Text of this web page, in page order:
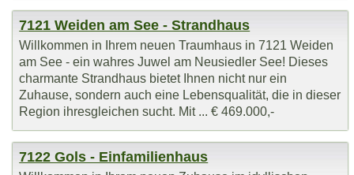
7121 Weiden am See - Strandhaus
Willkommen in Ihrem neuen Traumhaus in 7121 Weiden
am See - ein wahres Juwel am Neusiedler See! Dieses
charmante Strandhaus bietet Ihnen nicht nur ein
Zuhause, sondern auch eine Lebensqualität, die in dieser
Region ihresgleichen sucht. Mit ... € 469.000,-
7122 Gols - Einfamilienhaus